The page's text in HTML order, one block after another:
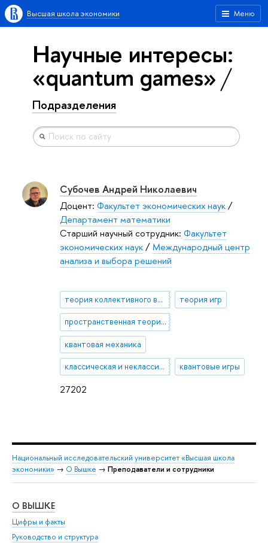
Меню
Высшая школа экономики
Научные интересы:
«quantum games»
Подразделения
27202
Субочев Андрей Николаевич
Доцент: Факультет экономических наук/
Департамент математики
Старший научный сотрудник: Факультет
экономических наук/Международный центр
анализа и выбора решений
теория коллективного выбора теория игр
пространственная теория голосования
квантовая механика
классическая и неклассическая эпистемология квантовые игры
Национальный исследовательский университет «Высшая школа
экономики» → О Вышке → Преподаватели и сотрудники
О ВЫШКЕ
Цифры и факты
Руководство и структура